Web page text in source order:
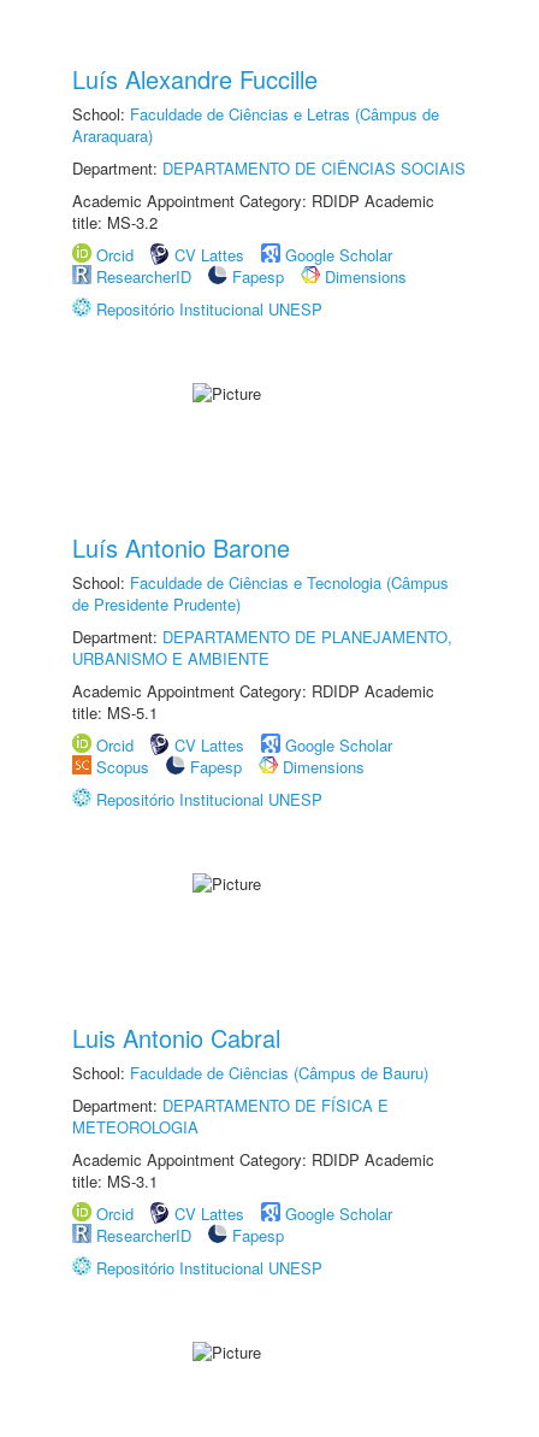
Luís Alexandre Fuccille
School: Faculdade de Ciências e Letras (Câmpus de
Araraquara)
Department: DEPARTAMENTO DE CIÊNCIAS SOCIAIS
Academic Appointment Category: RDIDP Academic
title: MS-3.2
Orcid
CV Lattes
Google Scholar
ResearcherID
Fapesp
Dimensions
Repositório Institucional UNESP
Luís Antonio Barone
School: Faculdade de Ciências e Tecnologia (Câmpus
de Presidente Prudente)
Department: DEPARTAMENTO DE PLANEJAMENTO,
URBANISMO E AMBIENTE
Academic Appointment Category: RDIDP Academic
title: MS-5.1
Orcid
CV Lattes
Google Scholar
Scopus
Fapesp
Dimensions
Repositório Institucional UNESP
Luis Antonio Cabral
School: Faculdade de Ciências (Câmpus de Bauru)
Department: DEPARTAMENTO DE FÍSICA E
METEOROLOGIA
Academic Appointment Category: RDIDP Academic
title: MS-3.1
Orcid
CV Lattes
Google Scholar
ResearcherID
Fapesp
Repositório Institucional UNESP